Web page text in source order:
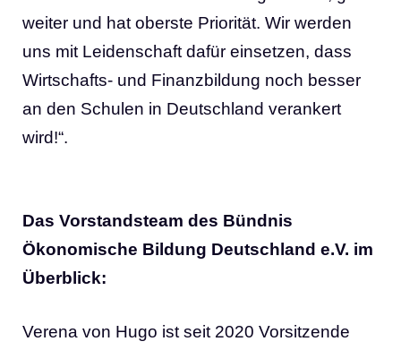
weiter und hat oberste Priorität. Wir werden
uns mit Leidenschaft dafür einsetzen, dass
Wirtschafts- und Finanzbildung noch besser
an den Schulen in Deutschland verankert
wird!“.
Das Vorstandsteam des Bündnis
Ökonomische Bildung Deutschland e.V. im
Überblick:
Verena von Hugo ist seit 2020 Vorsitzende